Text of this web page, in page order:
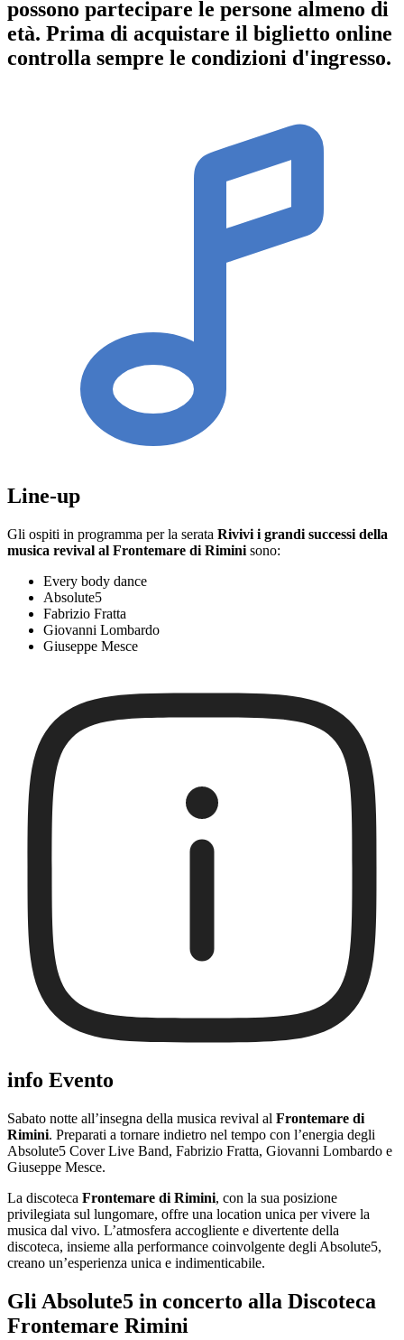
possono partecipare le persone almeno di
età. Prima di acquistare il biglietto online
controlla sempre le condizioni d'ingresso.
Line-up
Gli ospiti in programma per la serata Rivivi i grandi successi della
musica revival al Frontemare di Rimini sono:
Every body dance
Absolute5
Fabrizio Fratta
Giovanni Lombardo
Giuseppe Mesce
info Evento
Sabato notte all’insegna della musica revival al Frontemare di
Rimini. Preparati a tornare indietro nel tempo con l’energia degli
Absolute5 Cover Live Band, Fabrizio Fratta, Giovanni Lombardo e
Giuseppe Mesce.
La discoteca Frontemare di Rimini, con la sua posizione
privilegiata sul lungomare, offre una location unica per vivere la
musica dal vivo. L’atmosfera accogliente e divertente della
discoteca, insieme alla performance coinvolgente degli Absolute5,
creano un’esperienza unica e indimenticabile.
Gli Absolute5 in concerto alla Discoteca
Frontemare Rimini